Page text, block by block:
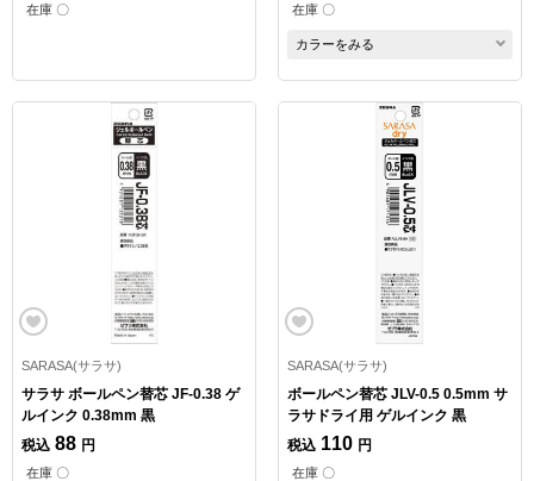
在庫 〇 在庫 〇
カラーをみる
SARASA(サラサ)
サラサ ボールペン替芯 JF-0.38 ゲ
ルインク 0.38mm 黒
税込 88 円
在庫 〇
SARASA(サラサ)
ボールペン替芯 JLV-0.5 0.5mm サ
ラサドライ用 ゲルインク 黒
税込 110 円
在庫 〇